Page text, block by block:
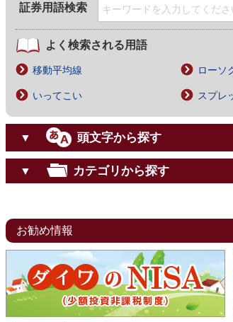
証券用語検索
よく検索される用語
移動平均線 ローソ
いってこい スプレ
▼ 頭文字から探す
▼ カテゴリから探す
お勧め情報